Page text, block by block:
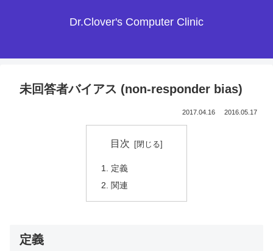
Dr.Clover's Computer Clinic
未回答者バイアス (non-responder bias)
2017.04.16 2016.05.17
目次
定義
関連
定義